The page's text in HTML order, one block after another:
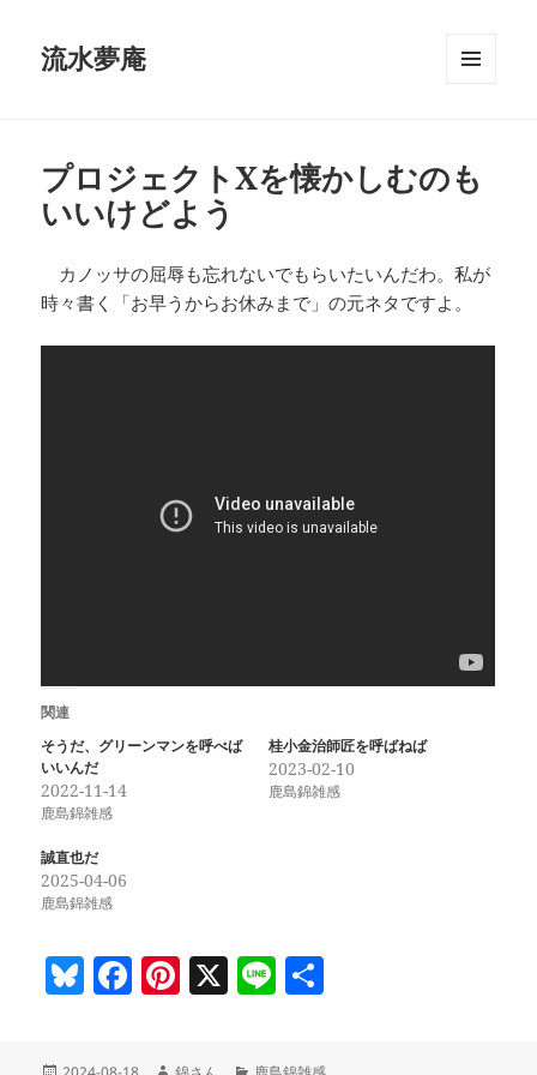
流水夢庵
プロジェクトXを懐かしむのも
いいけどよう
カノッサの屈辱も忘れないでもらいたいんだわ。私が
時々書く「お早うからお休みまで」の元ネタですよ。
関連
そうだ、グリーンマンを呼べば
いいんだ
2022-11-14
鹿島錦雑感
桂小金治師匠を呼ばねば
2023-02-10
鹿島錦雑感
誠直也だ
2025-04-06
鹿島錦雑感
Bl F Pi
er
X Li
e
投 作 カ